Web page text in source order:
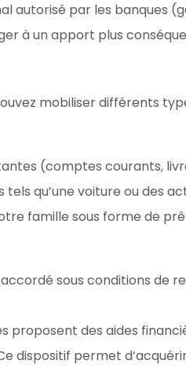
autorisé par les banques
à un apport plus
mobiliser différents
(comptes courants,
qu’une voiture ou des
famille sous forme de
sous conditions
des aides
dispositif permet